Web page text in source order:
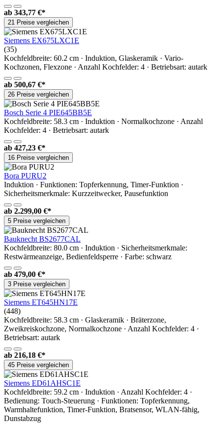
ab 343,77 €*
21 Preise vergleichen
Siemens EX675LXC1E
(35)
Kochfeldbreite: 60.2 cm · Induktion, Glaskeramik · Vario-
Kochzonen, Flexzone · Anzahl Kochfelder: 4 · Betriebsart: autark
ab 500,67 €*
26 Preise vergleichen
Bosch Serie 4 PIE645BB5E
Kochfeldbreite: 58.3 cm · Induktion · Normalkochzone · Anzahl
Kochfelder: 4 · Betriebsart: autark
ab 427,23 €*
16 Preise vergleichen
Bora PURU2
Induktion · Funktionen: Topferkennung, Timer-Funktion ·
Sicherheitsmerkmale: Kurzzeitwecker, Pausefunktion
ab 2.299,00 €*
5 Preise vergleichen
Bauknecht BS2677CAL
Kochfeldbreite: 80.0 cm · Induktion · Sicherheitsmerkmale:
Restwärmeanzeige, Bedienfeldsperre · Farbe: schwarz
ab 479,00 €*
3 Preise vergleichen
Siemens ET645HN17E
(448)
Kochfeldbreite: 58.3 cm · Glaskeramik · Bräterzone,
Zweikreiskochzone, Normalkochzone · Anzahl Kochfelder: 4 ·
Betriebsart: autark
ab 216,18 €*
45 Preise vergleichen
Siemens ED61AHSC1E
Kochfeldbreite: 59.2 cm · Induktion · Anzahl Kochfelder: 4 ·
Bedienung: Touch-Steuerung · Funktionen: Topferkennung,
Warmhaltefunktion, Timer-Funktion, Bratsensor, WLAN-fähig,
Dunstabzug